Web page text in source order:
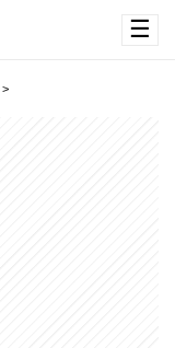
☰
>